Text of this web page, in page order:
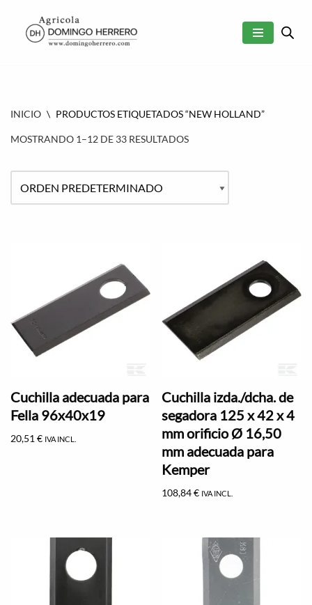
SALTAR
INICIO \ PRODUCTOS ETIQUETADOS “NEW HOLLAND”
MOSTRANDO 1–12 DE 33 RESULTADOS
Cuchilla adecuada para
Fella 96x40x19
20,51 € IVA INCL.
Cuchilla izda./dcha. de
segadora 125 x 42 x 4
mm orificio Ø 16,50
mm adecuada para
Kemper
108,84€ IVA INCL.